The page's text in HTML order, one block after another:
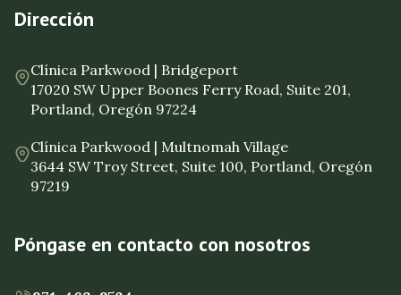
Dirección
Clínica Parkwood | Bridgeport
17020 SW Upper Boones Ferry Road, Suite 201,
Portland, Oregón 97224
Clínica Parkwood | Multnomah Village
3644 SW Troy Street, Suite 100, Portland, Oregón
97219
Póngase en contacto con nosotros